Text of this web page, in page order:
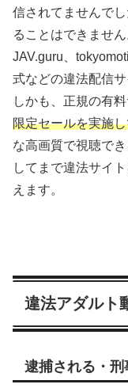
信されてませんで
ることはできませ
JAV.guru、
式などの違法配信サ
しかも、正規の有
限定セールを実施
な高画質で視聴で
してまで違法サイ
えます。
違法アダルト
逮捕される・